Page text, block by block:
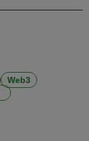
Web3